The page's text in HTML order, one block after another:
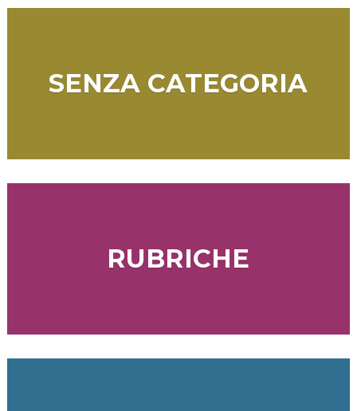
SENZA CATEGORIA
RUBRICHE